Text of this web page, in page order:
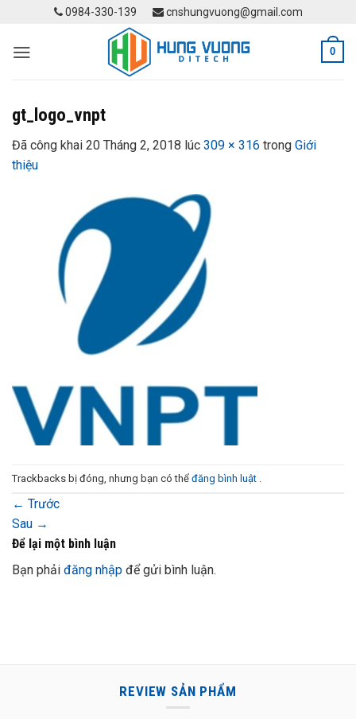
content
0984-330-139 cnshungvuong@gmail.com
0
gt_logo_vnpt
Đã công khai 20 Tháng 2, 2018 lúc 309 × 316 trong Giới
thiệu
Trackbacks bị đóng, nhưng bạn có thể đăng bình luật
← Trước
Sau →
Để lại một bình luận
Bạn phải đăng nhập để gửi bình luận.
REVIEW SẢN PHẨM